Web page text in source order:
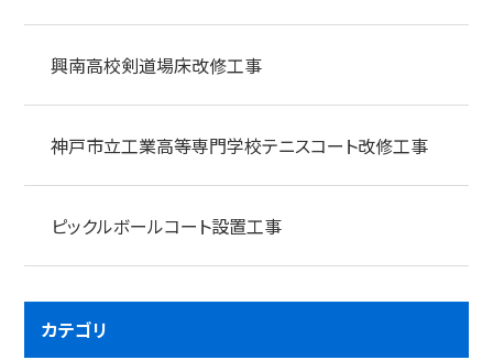
興南高校剣道場床改修工事
神戸市立工業高等専門学校テニスコート改修工事
ピックルボールコート設置工事
カテゴリ